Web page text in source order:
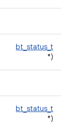
bt_status_t
(*
bt_status_t
(*